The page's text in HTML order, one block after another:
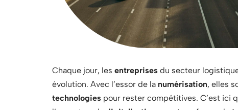
Chaque jour, les entreprises du secteur
évolution. Avec l’essor de la numérisation, elles
technologies pour rester compétitives. C’est ici